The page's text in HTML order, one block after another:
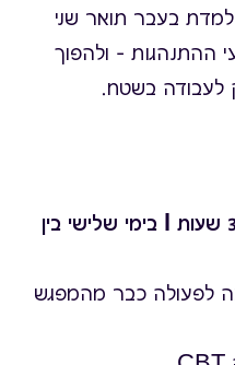
בעבר תואר שני
ההתנהגות – ולהפוך
לעבודה בשטח.
קורס בזום - 6 מפגשים של 3 שעות l בימי שלישי בין
לפעולה כבר מהמפגש